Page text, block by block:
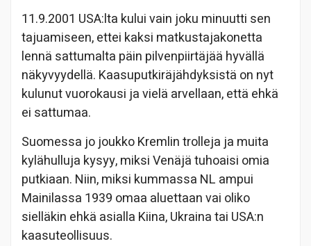
11.9.2001 USA:lta kului vain joku minuutti sen
tajuamiseen, ettei kaksi matkustajakonetta
lennä sattumalta päin pilvenpiirtäjää hyvällä
näkyvyydellä. Kaasuputkiräjähdyksistä on nyt
kulunut vuorokausi ja vielä arvellaan, että ehkä
ei sattumaa.
Suomessa jo joukko Kremlin trolleja ja muita
kylähulluja kysyy, miksi Venäjä tuhoaisi omia
putkiaan. Niin, miksi kummassa NL ampui
Mainilassa 1939 omaa aluettaan vai oliko
sielläkin ehkä asialla Kiina, Ukraina tai USA:n
kaasuteollisuus.